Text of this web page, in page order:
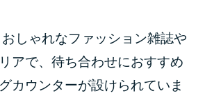
しゃれなファッション雑誌や
アで、待ち合わせにおすすめ
カウンターが設けられていま